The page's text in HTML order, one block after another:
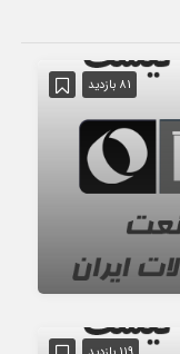
81 بازدید